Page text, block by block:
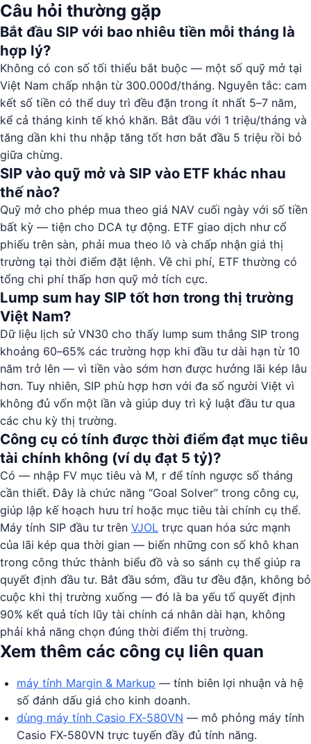
Câu hỏi thường gặp
Bắt đầu SIP với bao nhiêu tiền mỗi tháng là
hợp lý?
Không có con số tối thiểu bắt buộc — một số quỹ mở tại
Việt Nam chấp nhận từ 300.000đ/tháng. Nguyên tắc: cam
kết số tiền có thể duy trì đều đặn trong ít nhất 5–7 năm,
kể cả tháng kinh tế khó khăn. Bắt đầu với 1 triệu/tháng và
tăng dần khi thu nhập tăng tốt hơn bắt đầu 5 triệu rồi bỏ
giữa chừng.
SIP vào quỹ mở và SIP vào ETF khác nhau
thế nào?
Quỹ mở cho phép mua theo giá NAV cuối ngày với số tiền
bất kỳ — tiện cho DCA tự động. ETF giao dịch như cổ
phiếu trên sàn, phải mua theo lô và chấp nhận giá thị
trường tại thời điểm đặt lệnh. Về chi phí, ETF thường có
tổng chi phí thấp hơn quỹ mở tích cực.
Lump sum hay SIP tốt hơn trong thị trường
Việt Nam?
Dữ liệu lịch sử VN30 cho thấy lump sum thắng SIP trong
khoảng 60–65% các trường hợp khi đầu tư dài hạn từ 10
năm trở lên — vì tiền vào sớm hơn được hưởng lãi kép lâu
hơn. Tuy nhiên, SIP phù hợp hơn với đa số người Việt vì
không đủ vốn một lần và giúp duy trì kỷ luật đầu tư qua
các chu kỳ thị trường.
Công cụ có tính được thời điểm đạt mục tiêu
tài chính không (ví dụ đạt 5 tỷ)?
Có — nhập FV mục tiêu và M, r để tính ngược số tháng
cần thiết. Đây là chức năng “Goal Solver” trong công cụ,
giúp lập kế hoạch hưu trí hoặc mục tiêu tài chính cụ thể.
Máy tính SIP đầu tư trên VJOL trực quan hóa sức mạnh
của lãi kép qua thời gian — biến những con số khô khan
trong công thức thành biểu đồ và so sánh cụ thể giúp ra
quyết định đầu tư. Bắt đầu sớm, đầu tư đều đặn, không bỏ
cuộc khi thị trường xuống — đó là ba yếu tố quyết định
90% kết quả tích lũy tài chính cá nhân dài hạn, không
phải khả năng chọn đúng thời điểm thị trường.
Xem thêm các công cụ liên quan
máy tính Margin & Markup — tính biên lợi nhuận và hệ
số đánh dấu giá cho kinh doanh.
dùng máy tính Casio FX-580VN — mô phỏng máy tính
Casio FX-580VN trực tuyến đầy đủ tính năng.